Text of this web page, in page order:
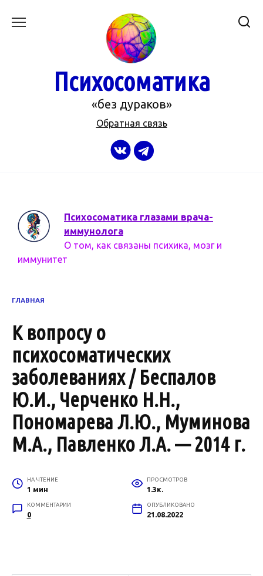
Психосоматика
«без дураков»
Обратная связь
Психосоматика глазами врача-
иммунолога
О том, как связаны психика, мозг и
иммунитет
ГЛАВНАЯ
К вопросу о
психосоматических
заболеваниях / Беспалов
Ю.И., Черченко Н.Н.,
Пономарева Л.Ю., Муминова
М.А., Павленко Л.А. — 2014 г.
НА ЧТЕНИЕ
1 мин
ПРОСМОТРОВ
1.3к.
КОММЕНТАРИИ
0
ОПУБЛИКОВАНО
21.08.2022